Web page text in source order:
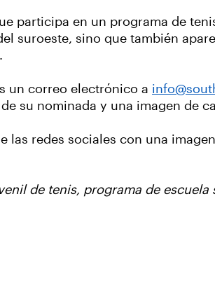
participa en un programa de
suroeste, sino que también
un correo electrónico a
su nominada y una imagen de
las redes sociales con una
de tenis, programa de